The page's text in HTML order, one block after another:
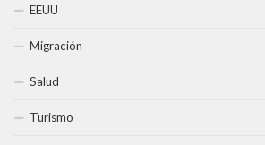
EEUU
Migración
Salud
Turismo